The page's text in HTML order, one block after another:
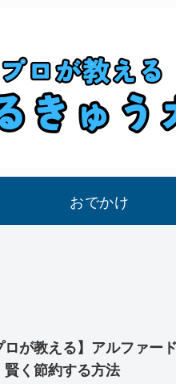
おでかけ
ロが教える】アルファー
賢く節約する方法